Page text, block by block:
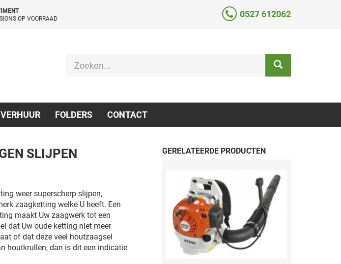
OP VOORRAAD
0527 612062
VERHUUR FOLDERS CONTACT
SLIJPEN
weer superscherp slijpen,
zaagketting welke U heeft. Een
maakt Uw zaagwerk tot een
dat Uw oude ketting niet meer
of dat deze veel houtzaagsel
houtkrullen, dan is dit een indicatie
GERELATEERDE PRODUCTEN